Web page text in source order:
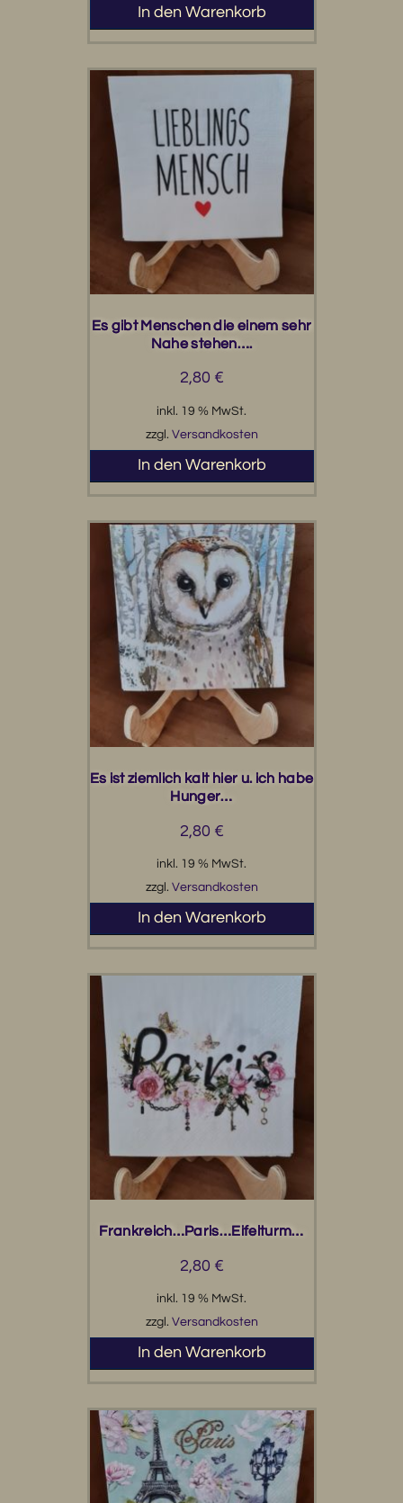
In den Warenkorb
Es gibt Menschen die einem sehr
Nahe stehen….
2,80 €
inkl. 19 % MwSt.
zzgl. Versandkosten
In den Warenkorb
Es ist ziemlich kalt hier u. ich habe
Hunger…
2,80 €
inkl. 19 % MwSt.
zzgl. Versandkosten
In den Warenkorb
Frankreich…Paris…Eifelturm…
2,80 €
inkl. 19 % MwSt.
zzgl. Versandkosten
In den Warenkorb